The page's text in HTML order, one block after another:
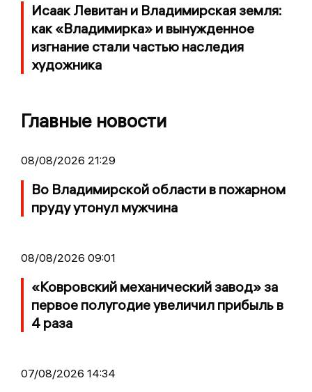
Исаак Левитан и Владимирская земля:
как «Владимирка» и вынужденное
изгнание стали частью наследия
художника
Главные новости
08/08/2026 21:29
Во Владимирской области в пожарном
пруду утонул мужчина
08/08/2026 09:01
«Ковровский механический завод» за
первое полугодие увеличил прибыль в
4 раза
07/08/2026 14:34